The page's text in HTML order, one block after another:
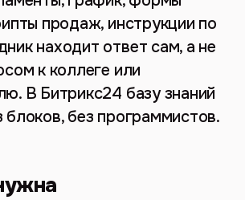
продаж, инструкции по
находит ответ сам, а не
к коллеге или
В Битрикс24 базу знаний
без программистов.